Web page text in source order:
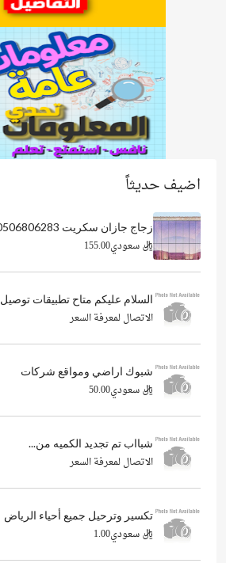
اضيف حديثاً
زجاج جازان سكريت 0506806283جيزان
ريال سعودي155.00
السلام عليكم متاح تطبيقات توصيل
الاتصال لمعرفة السعر
شبوك اراضي ومواقع شركات
ريال سعودي50.00
شبااب تم تجديد الكميه من...
الاتصال لمعرفة السعر
تكسير وترحيل جميع أحياء الرياض
ريال سعودي1.00